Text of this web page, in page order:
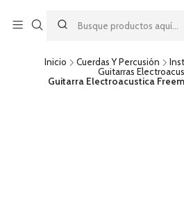
descuento por
por una compra mínima de $49.990.
acumulable a otras promociones ni
Inicio Cuerdas Y Percusión
Guitarras
Guitarra Electroacustica